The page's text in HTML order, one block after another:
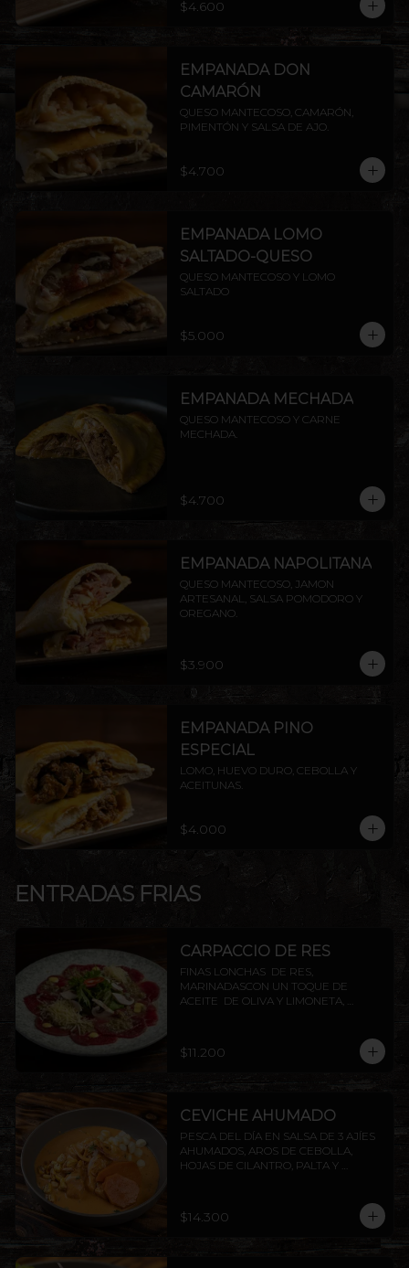
$4.600
EMPANADA DON
CAMARÓN
QUESO MANTECOSO, CAMARÓN,
PIMENTÓN Y SALSA DE AJO.
$4.700
EMPANADA LOMO
SALTADO-QUESO
QUESO MANTECOSO Y LOMO
SALTADO
$5.000
EMPANADA MECHADA
QUESO MANTECOSO Y CARNE
MECHADA.
$4.700
EMPANADA NAPOLITANA
QUESO MANTECOSO, JAMON
ARTESANAL, SALSA POMODORO Y
OREGANO.
$3.900
EMPANADA PINO
ESPECIAL
LOMO, HUEVO DURO, CEBOLLA Y
ACEITUNAS.
$4.000
ENTRADAS FRIAS
CARPACCIO DE RES
FINAS LONCHAS  DE RES,
MARINADASCON UN TOQUE DE
ACEITE  DE OLIVA Y LIMONETA,
TERMINADO CON TOQUES DE
PIMIENTA
$11.200
CEVICHE AHUMADO
PESCA DEL DÍA EN SALSA DE 3 AJÍES
AHUMADOS, AROS DE CEBOLLA,
HOJAS DE CILANTRO, PALTA Y
$14.300